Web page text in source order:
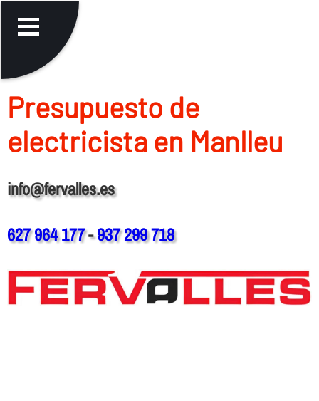
Presupuesto de
electricista en Manlleu
info@fervalles.es
627 964 177-937 299 718